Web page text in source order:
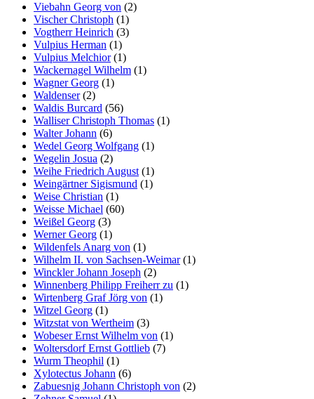
Viebahn Georg von (2)
Vischer Christoph (1)
Vogtherr Heinrich (3)
Vulpius Herman (1)
Vulpius Melchior(1)
Wackernagel Wilhelm (1)
Wagner Georg (1)
Waldenser(2)
Waldis Burcard (56)
Walliser Christoph Thomas (1)
Walter Johann (6)
Wedel Georg Wolfgang (1)
Wegelin Josua (2)
Weihe Friedrich August (1)
Weingärtner Sigismund (1)
Weise Christian (1)
Weisse Michael (60)
Weißel Georg (3)
Werner Georg (1)
Wildenfels Anarg von (1)
Wilhelm II. von Sachsen-Weimar(1)
Winckler Johann Joseph (2)
Winnenberg Philipp Freiherr zu (1)
Wirtenberg Graf Jörg von (1)
Witzel Georg (1)
Witzstat von Wertheim (3)
Wobeser Ernst Wilhelm von (1)
Woltersdorf Ernst Gottlieb (7)
Wurm Theophil (1)
Xylotectus Johann (6)
Zabuesnig Johann Christoph von (2)